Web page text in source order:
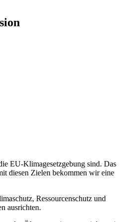
EU-Klimagesetzgebung sind. Das
diesen Zielen bekommen wir eine
Ressourcenschutz und
ausrichten.